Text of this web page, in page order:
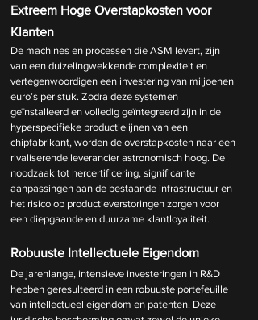
Extreem Hoge Overstapkosten voor
Klanten
De machines en processen die ASM levert, zijn
van een duizelingwekkende complexiteit en
vertegenwoordigen een investering van miljoenen
euro’s per stuk. Zodra deze systemen
geïnstalleerd en volledig geïntegreerd zijn in de
hyperspecifieke productielijnen van een
chipfabrikant, worden de overstapkosten naar een
rivaliserende leverancier astronomisch hoog. De
noodzaak tot hercertificering, significante
aanpassingen aan de bestaande infrastructuur en
het risico op productieverstoringen zorgen voor
een diepgaande en duurzame klantloyaliteit.
Robuuste Intellectuele Eigendom
De jarenlange, intensieve investeringen in R&D
hebben geresulteerd in een robuuste portefeuille
van intellectueel eigendom en patenten. Deze